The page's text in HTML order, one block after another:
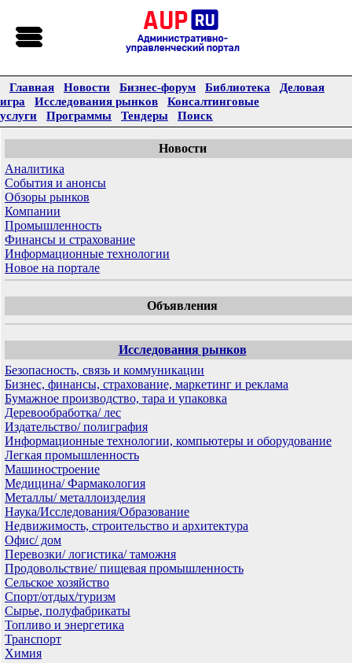
Главная Новости Бизнес-форум Библиотека
Деловая
игра
Исследования рынков
Консалтинговые
услуги
Программы Тендеры Поиск
Новости
Аналитика
События и анонсы
Обзоры рынков
Компании
Промышленность
Финансы и страхование
Информационные технологии
Новое на портале
Объявления
Исследования рынков
Безопасность, связь и коммуникации
Бизнес, финансы, страхование, маркетинг и реклама
Бумажное производство, тара и упаковка
Деревообработка/ лес
Издательство/ полиграфия
Информационные технологии, компьютеры и оборудование
Легкая промышленность
Машиностроение
Медицина/ Фармакология
Металлы/ металлоизделия
Наука/Исследования/Образование
Недвижимость, строительство и архитектура
Офис/ дом
Перевозки/ логистика/ таможня
Продовольствие/ пищевая промышленность
Сельское хозяйство
Спорт/отдых/туризм
Сырье, полуфабрикаты
Топливо и энергетика
Транспорт
Химия